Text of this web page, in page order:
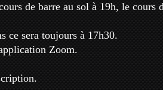
de barre au sol à 19h, le cours
ce sera toujours à 17h30.
Zoom.